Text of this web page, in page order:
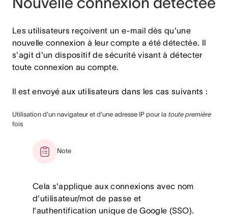
Les utilisateurs reçoivent un e-mail dès qu'une
nouvelle connexion à leur compte a été détectée. Il
s'agit d'un dispositif de sécurité visant à détecter
toute connexion au compte.
Il est envoyé aux utilisateurs dans les cas suivants :
Utilisation d'un navigateur et d'une adresse IP pour la toute première
fois
Note
Cela s'applique aux connexions avec nom
d'utilisateur/mot de passe et
l'authentification unique de Google (SSO).